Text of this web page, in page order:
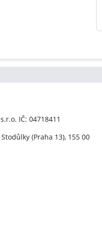
IČ: 04718411
(Praha 13), 155 00